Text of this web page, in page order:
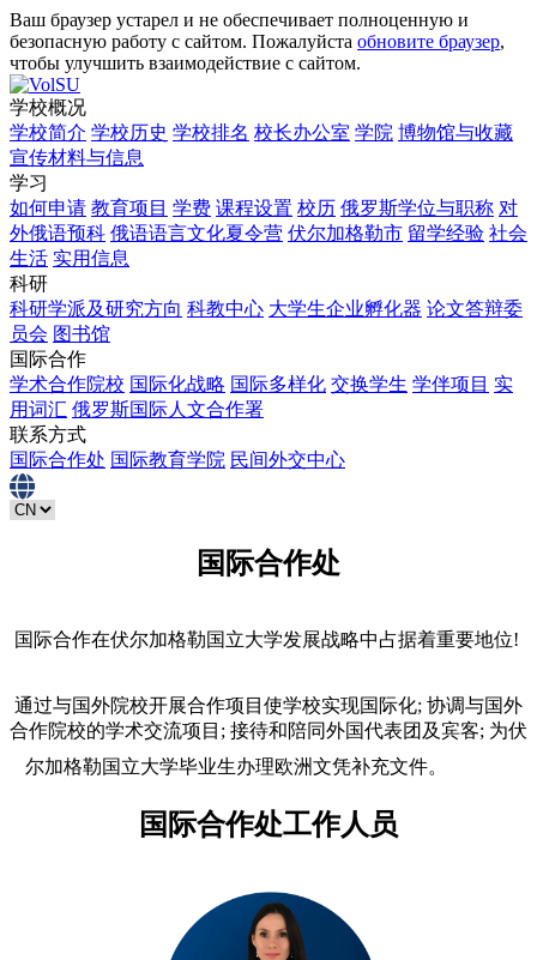
Ваш браузер устарел и не обеспечивает полноценную и
безопасную работу с сайтом. Пожалуйста обновите браузер,
чтобы улучшить взаимодействие с сайтом.
学校概况
学校简介 学校历史 学校排名 校长办公室 学院 博物馆与收藏
宣传材料与信息
学习
如何申请 教育项目 学费 课程设置 校历 俄罗斯学位与职称 对
外俄语预科 俄语语言文化夏令营 伏尔加格勒市 留学经验 社会
生活 实用信息
科研
科研学派及研究方向 科教中心 大学生企业孵化器 论文答辩委
员会 图书馆
国际合作
学术合作院校 国际化战略 国际多样化 交换学生 学伴项目 实
用词汇 俄罗斯国际人文合作署
联系方式
国际合作处 国际教育学院 民间外交中心
国际合作处
国际合作在伏尔加格勒国立大学发展战略中占据着重要地位!
通过与国外院校开展合作项目使学校实现国际化; 协调与国外
合作院校的学术交流项目; 接待和陪同外国代表团及宾客; 为伏
尔加格勒国立大学毕业生办理欧洲文凭补充文件。
国际合作处工作人员